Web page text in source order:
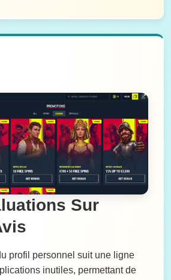
Sur
profil personnel suit une ligne
inutiles, permettant de